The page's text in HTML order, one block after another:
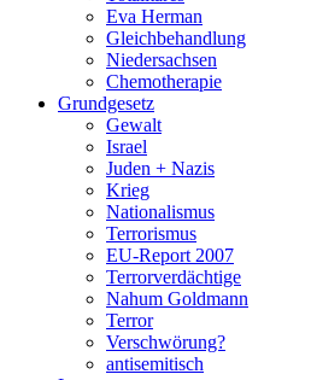
Eva Herman
Gleichbehandlung
Niedersachsen
Chemotherapie
Grundgesetz
Gewalt
Israel
Juden + Nazis
Krieg
Nationalismus
Terrorismus
EU-Report 2007
Terrorverdächtige
Nahum Goldmann
Terror
Verschwörung?
antisemitisch